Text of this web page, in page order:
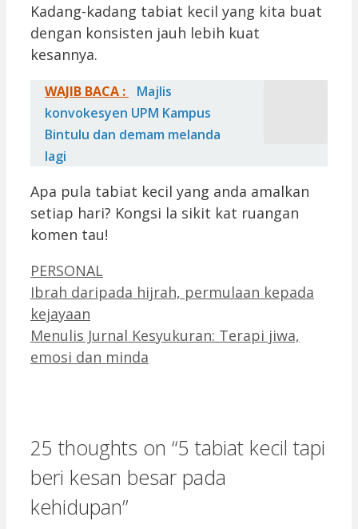
Kadang-kadang tabiat kecil yang kita buat
dengan konsisten jauh lebih kuat
kesannya.
WAJIB BACA :
Majlis
konvokesyen UPM Kampus
Bintulu dan demam melanda
lagi
Apa pula tabiat kecil yang anda amalkan
setiap hari? Kongsi la sikit kat ruangan
komen tau!
Categories
PERSONAL
Ibrah daripada hijrah, permulaan kepada
kejayaan
Menulis Jurnal Kesyukuran: Terapi jiwa,
emosi dan minda
25 thoughts on “5 tabiat kecil tapi
beri kesan besar pada
kehidupan”